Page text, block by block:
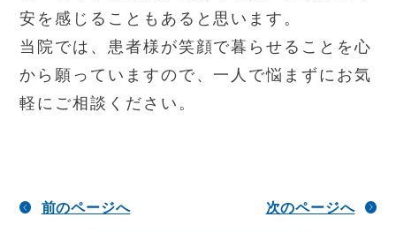
安を感じることもあると思います。
当院では、患者様が笑顔で暮らせることを心
から願っていますので、一人で悩まずにお気
軽にご相談ください。
前のページへ 次のページへ